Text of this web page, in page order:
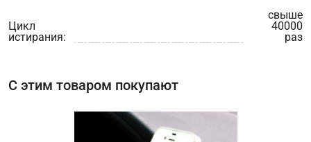
Цикл
истирания:
свыше
40000
раз
С этим товаром покупают